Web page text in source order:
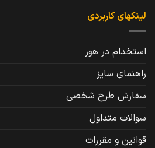
لینکهای کاربردی
استخدام در هور
راهنمای سایز
سفارش طرح شخصی
سوالات متداول
قوانین و مقررات